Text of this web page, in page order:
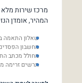
מרכז שירות
המהיר, אומדן
שאלון התאמה ב-4
מחשבון
מחולל מכתב
תרשים זרימה